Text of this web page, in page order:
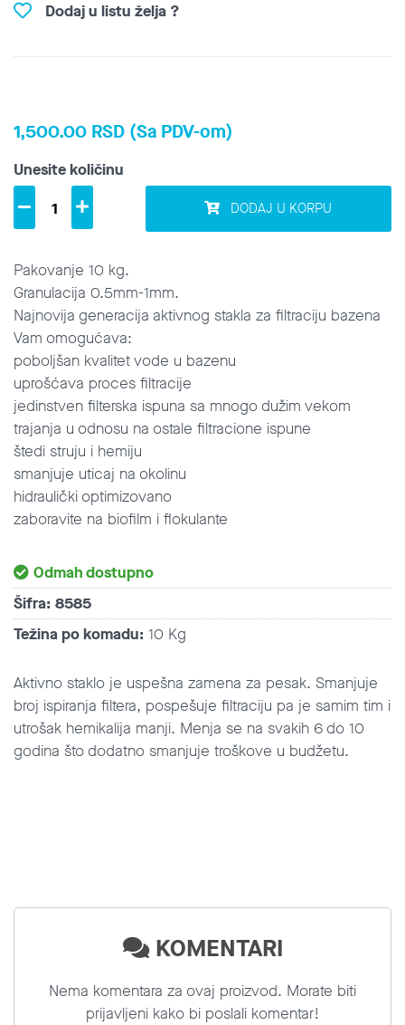
Dodaj u listu želja ?
1,500.00 RSD (Sa PDV-om)
Unesite količinu
DODAJ U KORPU
Pakovanje 10 kg.
Granulacija 0.5mm-1mm.
Najnovija generacija aktivnog stakla za filtraciju bazena
Vam omogućava:
poboljšan kvalitet vode u bazenu
uprošćava proces filtracije
jedinstven filterska ispuna sa mnogo dužim vekom
trajanja u odnosu na ostale filtracione ispune
štedi struju i hemiju
smanjuje uticaj na okolinu
hidraulički optimizovano
zaboravite na biofilm i flokulante
Odmah dostupno
Šifra: 8585
Težina po komadu: 10 Kg
Aktivno staklo je uspešna zamena za pesak. Smanjuje
broj ispiranja filtera, pospešuje filtraciju pa je samim tim i
utrošak hemikalija manji. Menja se na svakih 6 do 10
godina što dodatno smanjuje troškove u budžetu.
KOMENTARI
Nema komentara za ovaj proizvod. Morate biti
prijavljeni kako bi poslali komentar!